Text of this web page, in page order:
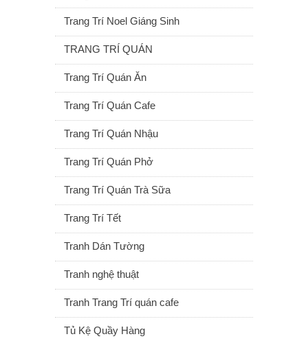
Trang Trí Noel Giáng Sinh
TRANG TRÍ QUÁN
Trang Trí Quán Ăn
Trang Trí Quán Cafe
Trang Trí Quán Nhậu
Trang Trí Quán Phở
Trang Trí Quán Trà Sữa
Trang Trí Tết
Tranh Dán Tường
Tranh nghệ thuật
Tranh Trang Trí quán cafe
Tủ Kệ Quầy Hàng